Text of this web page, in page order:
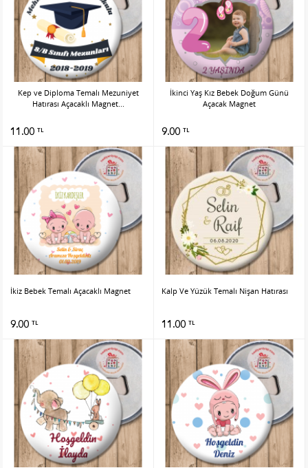
Kep ve Diploma Temalı Mezuniyet
Hatırası Açacaklı Magnet...
11.00 TL
İkinci Yaş Kız Bebek Doğum Günü
Açacak Magnet
9.00 TL
İkiz Bebek Temalı Açacaklı Magnet
9.00 TL
Kalp Ve Yüzük Temalı Nişan Hatırası
11.00 TL